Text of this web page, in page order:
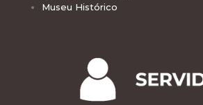
Museu Histórico